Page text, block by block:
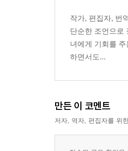
13장 선택하고 책임
14장 실패를 견디고
15장 관계와 감정을
16장 혼자 생각하고
18장 사랑과 통제를
19장 기다림은 소극
20장 내려놓음은 포
21장 결국 부모의 목
작가, 편집자, 번
단순한 조언으로
녀에게 기회를
하면서도...
만든 이 코멘트
저자, 역자, 편집자를 위